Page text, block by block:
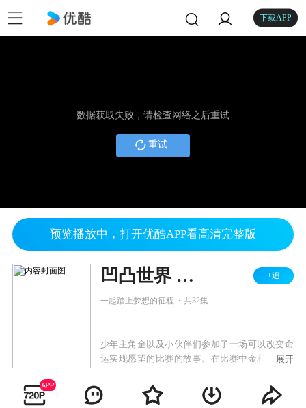
下载APP
数据获取失败，请检查网络之后重试
重试
预览播放中，打开优酷APP看高清完整版
凹凸世界 第一季 +追
一起踏上梦想的征程 共32集
少年主角金以及小伙伴们参加了一场可以改变命
运实现愿望的比赛的故事。在比赛中金和他的小
一个敌人，来到了异常强大的对手面前，他们的
命运将会如何发展？随着大赛中各怀心思的参赛
展开